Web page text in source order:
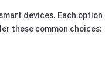
devices. Each option
these common choices: